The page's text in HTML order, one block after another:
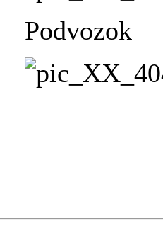
Podvozok